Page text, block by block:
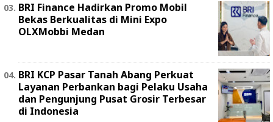
BRI Finance Hadirkan Promo Mobil
Bekas Berkualitas di Mini Expo
OLXMobbi Medan
BRI KCP Pasar Tanah Abang Perkuat
Layanan Perbankan bagi Pelaku Usaha
dan Pengunjung Pusat Grosir Terbesar
di Indonesia